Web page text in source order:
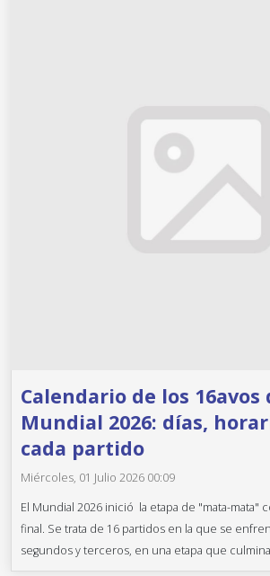
Calendario de los
Mundial 2026: días,
cada partido
Miércoles, 01 Julio 2026 00:09
El Mundial 2026 inició la etapa de "mata-mata"
final. Se trata de 16 partidos en la que se
segundos y terceros, en una etapa que